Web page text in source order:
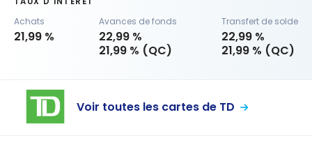
Achats
21,99 %
Avances de fonds
22,99 %
21,99 % (QC)
Transfert de solde
22,99 %
21,99 % (QC)
Voir toutes les cartes de TD